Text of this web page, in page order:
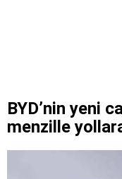
BYD’nin yeni
menzille